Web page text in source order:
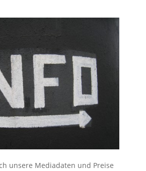
unsere Mediadaten und Preise